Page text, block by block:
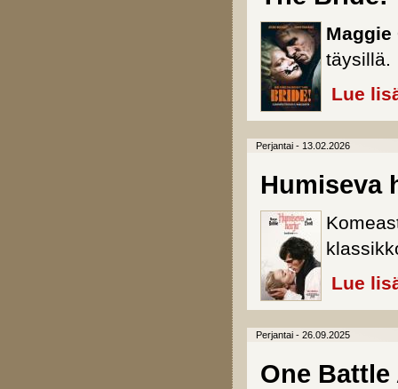
täysillä.
Lue
Perjantai - 13.02.2026
Humiseva
Lue
Perjantai - 26.09.2025
One